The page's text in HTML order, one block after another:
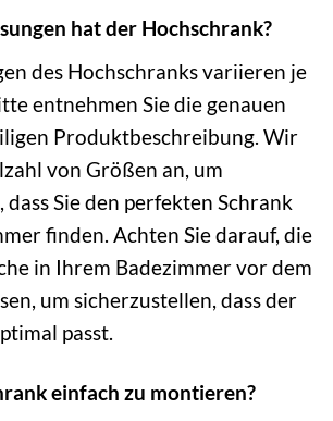
hat der Hochschrank?
des Hochschranks variieren je
entnehmen Sie die genauen
Produktbeschreibung. Wir
von Größen an, um
Sie den perfekten Schrank
finden. Achten Sie darauf, die
in Ihrem Badezimmer vor dem
um sicherzustellen, dass der
passt.
einfach zu montieren?